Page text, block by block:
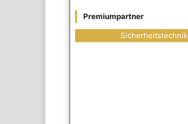
Premiumpartner
Sicherheitstechnik